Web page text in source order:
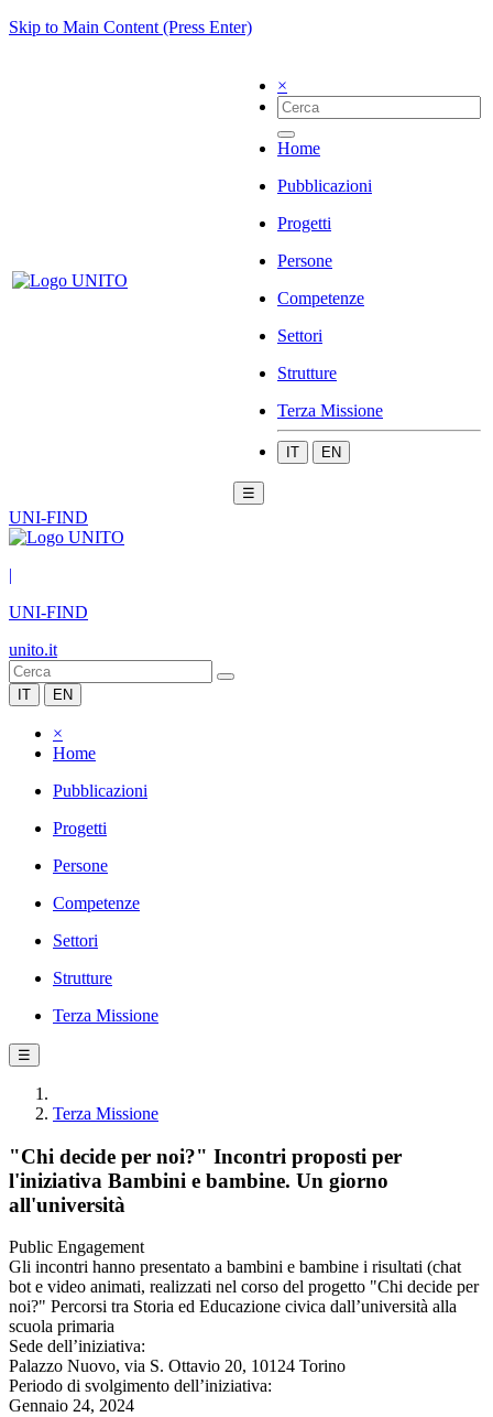
Skip to Main Content (Press Enter)
×
Home
Pubblicazioni
Progetti
Persone
Competenze
Settori
Strutture
Terza Missione
IT EN
☰
UNI-FIND
|
UNI-FIND
unito.it
IT EN
×
Home
Pubblicazioni
Progetti
Persone
Competenze
Settori
Strutture
Terza Missione
☰
Terza Missione
"Chi decide per noi?" Incontri proposti per
l'iniziativa Bambini e bambine. Un giorno
all'università
Public Engagement
Gli incontri hanno presentato a bambini e bambine i risultati (chat
bot e video animati, realizzati nel corso del progetto "Chi decide per
noi?" Percorsi tra Storia ed Educazione civica dall’università alla
scuola primaria
Sede dell’iniziativa:
Palazzo Nuovo, via S. Ottavio 20, 10124 Torino
Periodo di svolgimento dell’iniziativa:
Gennaio 24, 2024